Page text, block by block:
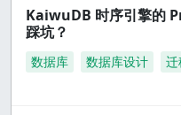
KaiwuDB 时序引擎的
踩坑？
数据库 数据库设计 迁